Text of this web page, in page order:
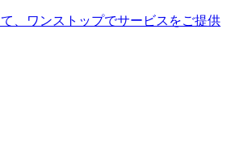
、ワンストップでサービスをご提供